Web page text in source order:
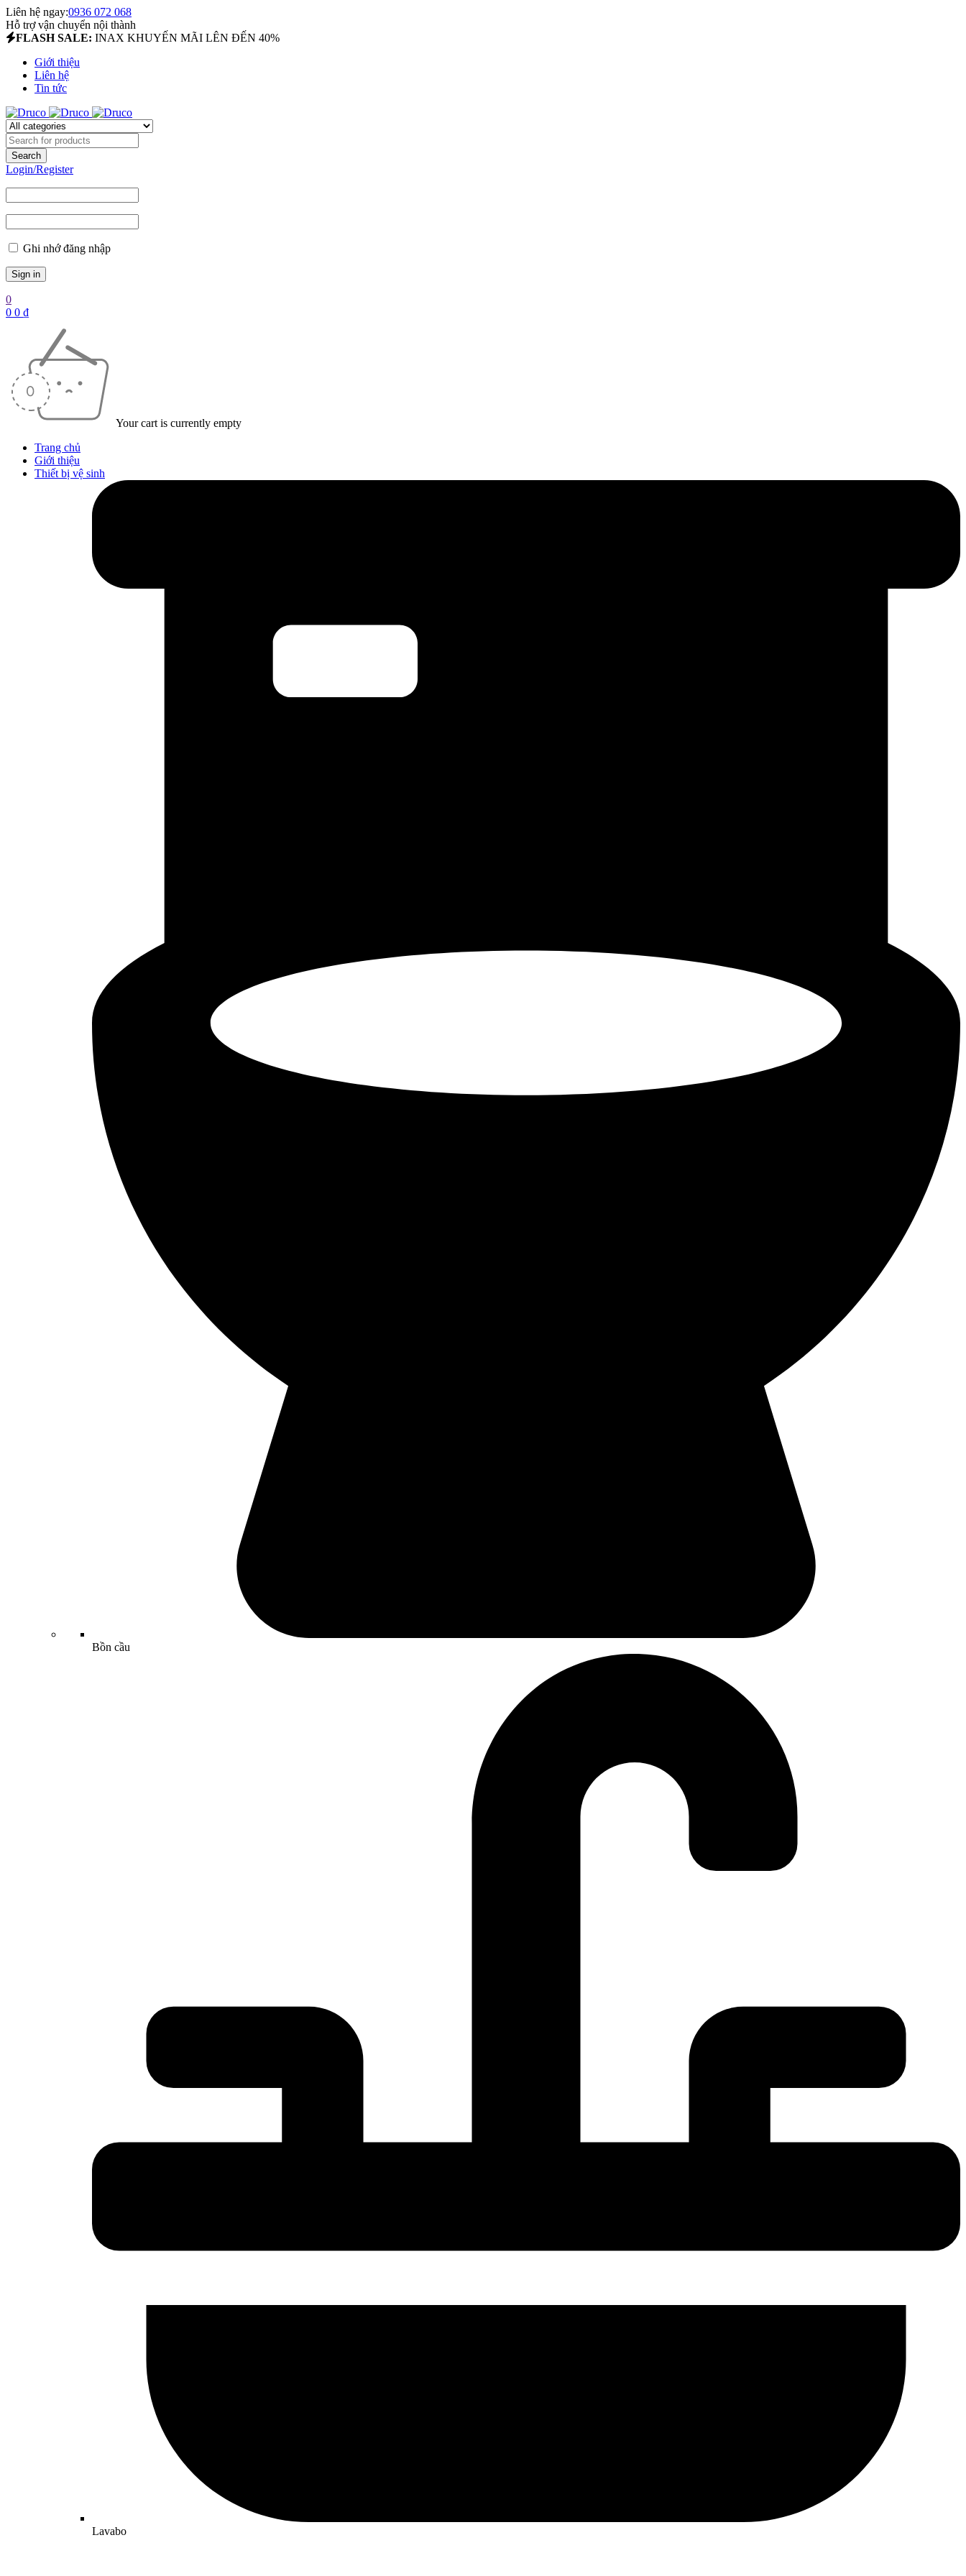
Liên hệ ngay:0936 072 068
Hỗ trợ vận chuyển nội thành
FLASH SALE: INAX KHUYẾN MÃI LÊN ĐẾN 40%
Giới thiệu
Liên hệ
Tin tức
Login/Register
Ghi nhớ đăng nhập
0
0 0 ₫
Your cart is currently empty
Trang chủ
Giới thiệu
Thiết bị vệ sinh
Bồn cầu
Lavabo